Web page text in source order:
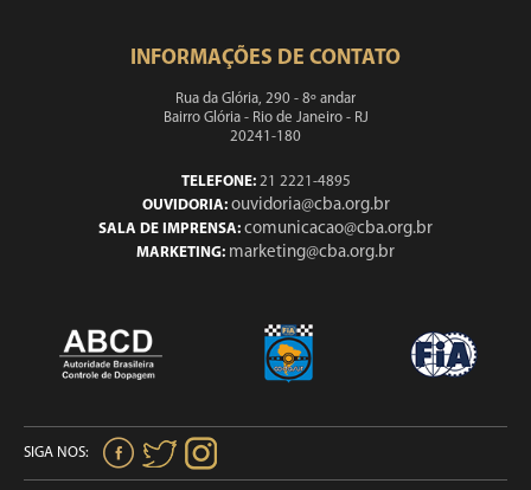
INFORMAÇÕES DE CONTATO
Rua da Glória, 290 - 8º andar
Bairro Glória - Rio de Janeiro - RJ
20241-180
TELEFONE:21 2221-4895
OUVIDORIA: ouvidoria@cba.org.br
SALA DE IMPRENSA: comunicacao@cba.org.br
MARKETING: marketing@cba.org.br
SIGA NOS: